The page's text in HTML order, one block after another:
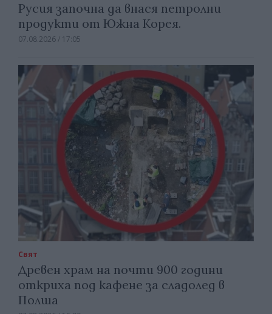
Русия започна да внася петролни
продукти от Южна Корея.
07.08.2026 / 17:05
Свят
Древен храм на почти 900 години
откриха под кафене за сладолед в
Полша